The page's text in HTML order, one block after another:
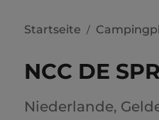
Startseite /
NCC DE
Niederlande,